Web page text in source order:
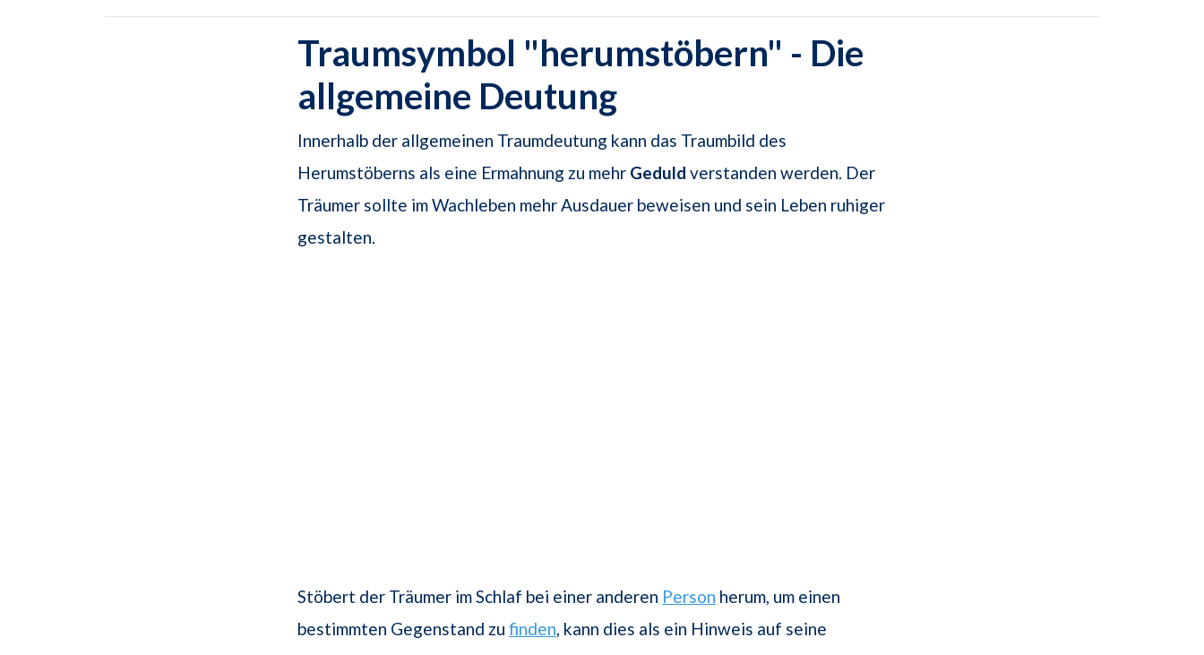
Traumsymbol "herumstöbern" - Die
allgemeine Deutung
Innerhalb der allgemeinen Traumdeutung kann das Traumbild des
Herumstöberns als eine Ermahnung zu mehr Geduld verstanden werden. Der
Träumer sollte im Wachleben mehr Ausdauer beweisen und sein Leben ruhiger
gestalten.
Stöbert der Träumer im Schlaf bei einer anderen Person herum, um einen
bestimmten Gegenstand zu finden, kann dies als ein Hinweis auf seine